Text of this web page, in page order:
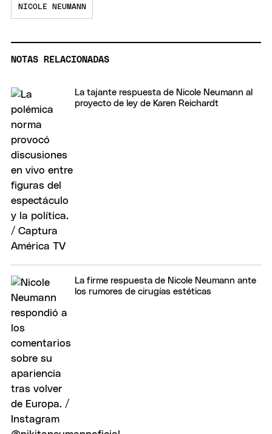
NICOLE NEUMANN
NOTAS RELACIONADAS
La tajante respuesta de Nicole Neumann al
proyecto de ley de Karen Reichardt
La firme respuesta de Nicole Neumann ante
los rumores de cirugías estéticas